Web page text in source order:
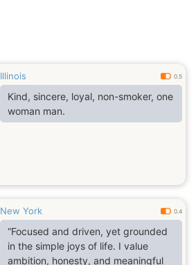
Illinois 0.5
Kind, sincere, loyal, non-smoker, one
woman man.
New York 0.4
“Focused and driven, yet grounded
in the simple joys of life. I value
ambition, honesty, and meaningful